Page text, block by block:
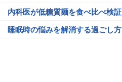
内科医が低糖質麺を食べ比べ検証
睡眠時の悩みを解消する過ごし方